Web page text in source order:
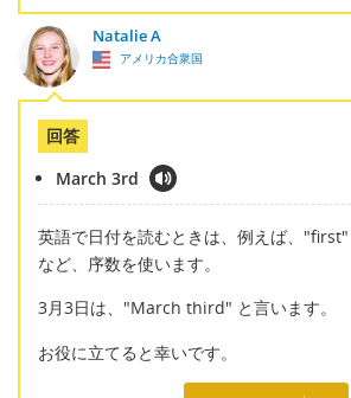
Natalie A
アメリカ合衆国
回答
March 3rd
英語で日付を読むときは、例えば、
など、序数を使います。
3月3日は、"March third" と言います。
お役に立てると幸いです。